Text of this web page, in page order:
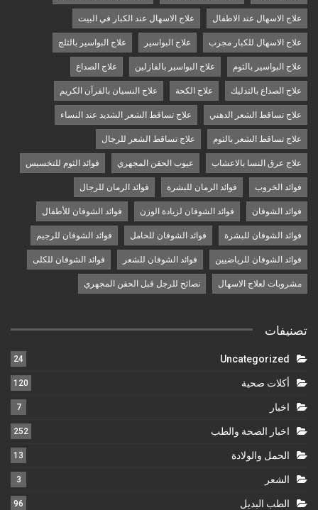
علاج الاسهال عند الاطفال علاج الاسهال عند الكبار في البيت
علاج الاسهال للكبار مجرب علاج البواسير علاج البواسير بالثلج
علاج البواسير بالثوم علاج البواسير بالفازلين علاج الصداع
علاج الصداع بالتدليك علاج الكحة علاج النسيان بالقرآن الكريم
علاج تساقط الشعر الدهني علاج تساقط الشعر الشديد عند النساء
علاج تساقط الشعر بالثوم علاج تساقط الشعر للرجال
علاج عرق النسا بالاعشاب عيوب الحقن المجهري فوائد الثوم للتخسيس
فوائد الخروب فوائد الرمان للبشرة فوائد الرمان للرجال
فوائد الشوفان فوائد الشوفان لزيادة الوزن فوائد الشوفان للأطفال
فوائد الشوفان للبشرة فوائد الشوفان للحامل فوائد الشوفان للرجيم
فوائد الشوفان للرياضيين فوائد الشوفان للشعر فوائد الشوفان للكلى
مشروبات لعلاج الاسهال نصائح للرجل قبل الحقن المجهري
تصنيفات
Uncategorized
24
أكلات صحية 120
اخبار 7
اخبار الصحة والطب 252
الحمل والولادة 13
الشعر 3
الطب البديل 96